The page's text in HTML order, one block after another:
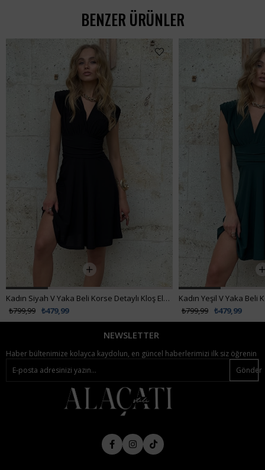
BENZER ÜRÜNLER
Kadın Siyah V Yaka Beli Korse Detaylı Kloş Elbise ALC-X12153
₺479,99
₺799,99 ₺479,99
₺799,99
NEWSLETTER
Haber bültenimize kolayca kaydolun, en güncel haberlerimizi ilk siz öğrenin
Gönder